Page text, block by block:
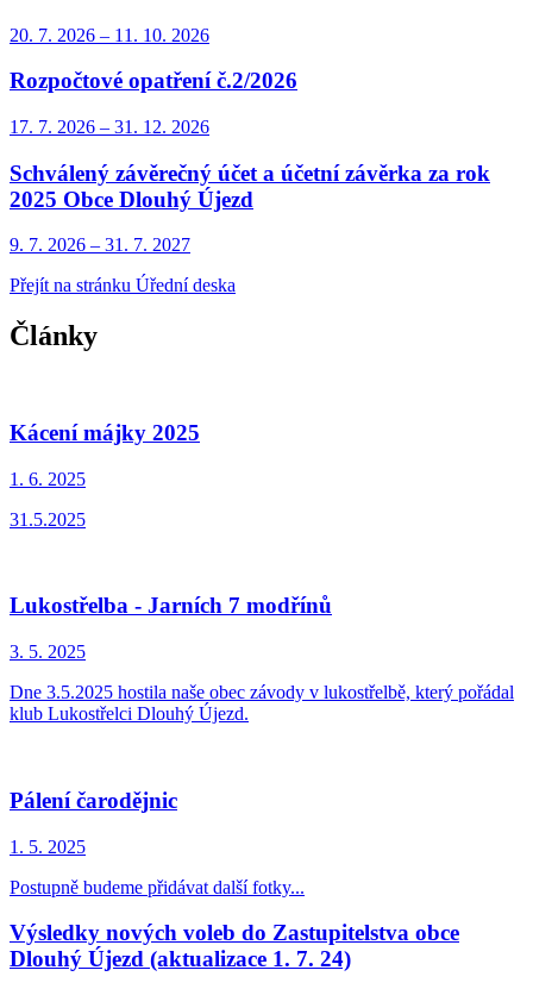
20. 7. 2026 – 11. 10. 2026
Rozpočtové opatření č.2/2026
17. 7. 2026 – 31. 12. 2026
Schválený závěrečný účet a účetní závěrka za rok
2025 Obce Dlouhý Újezd
9. 7. 2026 – 31. 7. 2027
Přejít na stránku Úřední deska
Články
Kácení májky 2025
1. 6. 2025
31.5.2025
Lukostřelba - Jarních 7 modřínů
3. 5. 2025
Dne 3.5.2025 hostila naše obec závody v lukostřelbě, který pořádal
klub Lukostřelci Dlouhý Újezd.
Pálení čarodějnic
1. 5. 2025
Postupně budeme přidávat další fotky...
Výsledky nových voleb do Zastupitelstva obce
Dlouhý Újezd (aktualizace 1. 7. 24)